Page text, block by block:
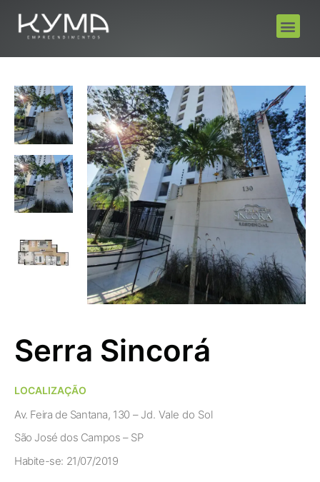
Serra Sincorá
LOCALIZAÇÃO
Av. Feira de Santana, 130 – Jd. Vale do Sol
São José dos Campos – SP
Habite-se: 21/07/2019